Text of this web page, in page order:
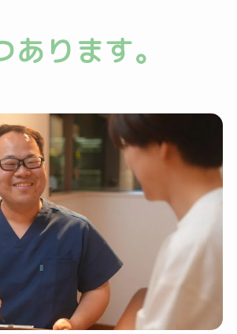
あります。